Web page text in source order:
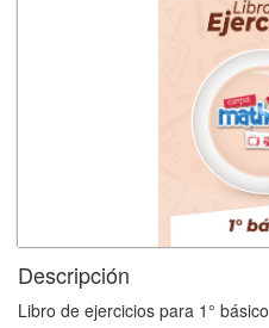
Descripción
Libro de ejercicios para 1° básico